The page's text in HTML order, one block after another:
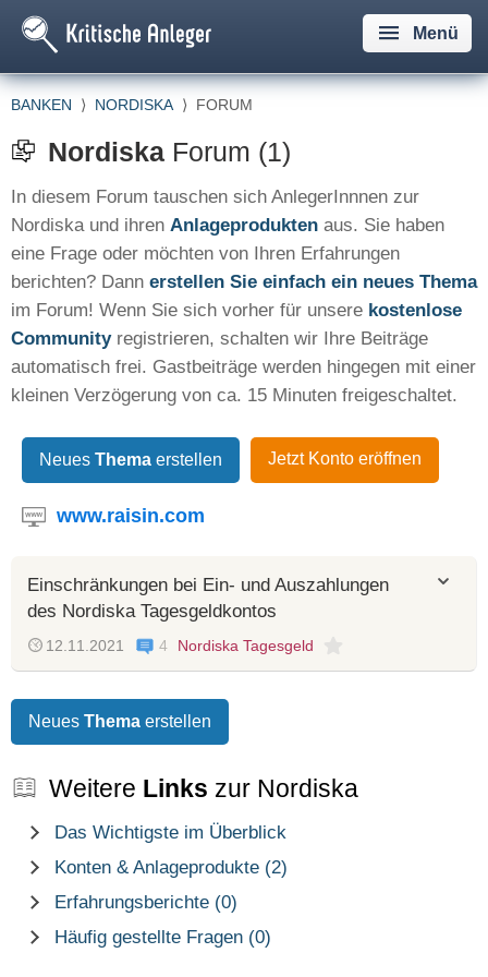
Menü
BANKEN ⟩ NORDISKA ⟩ FORUM
Nordiska Forum (1)
In diesem Forum tauschen sich AnlegerInnnen zur
Nordiska und ihren Anlageprodukten aus. Sie haben
eine Frage oder möchten von Ihren Erfahrungen
berichten? Dann erstellen Sie einfach ein neues Thema
im Forum! Wenn Sie sich vorher für unsere kostenlose
Communityregistrieren, schalten wir Ihre Beiträge
automatisch frei. Gastbeiträge werden hingegen mit einer
kleinen Verzögerung von ca. 15 Minuten freigeschaltet.
Neues Thema erstellen Jetzt Konto eröffnen
www.raisin.com
Einschränkungen bei Ein- und Auszahlungen
des Nordiska Tagesgeldkontos
12.11.2021 4 Nordiska Tagesgeld
Neues Thema erstellen
Weitere Links zur Nordiska
Das Wichtigste im Überblick
Konten & Anlageprodukte (2)
Erfahrungsberichte (0)
Häufig gestellte Fragen (0)